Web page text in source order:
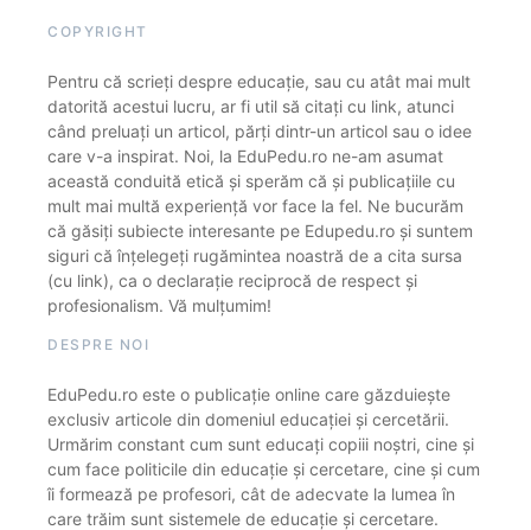
COPYRIGHT
Pentru că scrieți despre educație, sau cu atât mai mult
datorită acestui lucru, ar fi util să citați cu link, atunci
când preluați un articol, părți dintr-un articol sau o idee
care v-a inspirat. Noi, la EduPedu.ro ne-am asumat
această conduită etică și sperăm că și publicațiile cu
mult mai multă experiență vor face la fel. Ne bucurăm
că găsiți subiecte interesante pe Edupedu.ro și suntem
siguri că înțelegeți rugămintea noastră de a cita sursa
(cu link), ca o declarație reciprocă de respect și
profesionalism. Vă mulțumim!
DESPRE NOI
EduPedu.ro este o publicație online care găzduiește
exclusiv articole din domeniul educației și cercetării.
Urmărim constant cum sunt educați copiii noștri, cine și
cum face politicile din educație și cercetare, cine și cum
îi formează pe profesori, cât de adecvate la lumea în
care trăim sunt sistemele de educație și cercetare.